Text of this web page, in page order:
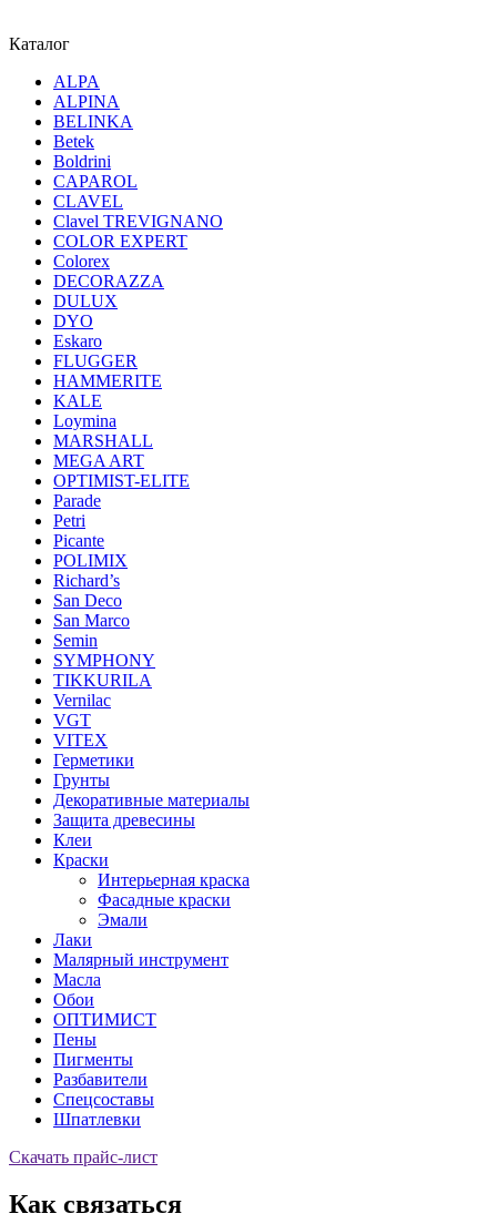
Каталог
ALPA
ALPINA
BELINKA
Betek
Boldrini
CAPAROL
CLAVEL
Clavel TREVIGNANO
COLOR EXPERT
Colorex
DECORAZZA
DULUX
DYO
Eskaro
FLUGGER
HAMMERITE
KALE
Loymina
MARSHALL
MEGA ART
OPTIMIST-ELITE
Parade
Petri
Picante
POLIMIX
Richard’s
San Deco
San Marco
Semin
SYMPHONY
TIKKURILA
Vernilac
VGT
VITEX
Герметики
Грунты
Декоративные материалы
Защита древесины
Клеи
Краски
Интерьерная краска
Фасадные краски
Эмали
Лаки
Малярный инструмент
Масла
Обои
ОПТИМИСТ
Пены
Пигменты
Разбавители
Спецсоставы
Шпатлевки
Скачать прайс-лист
Как связаться